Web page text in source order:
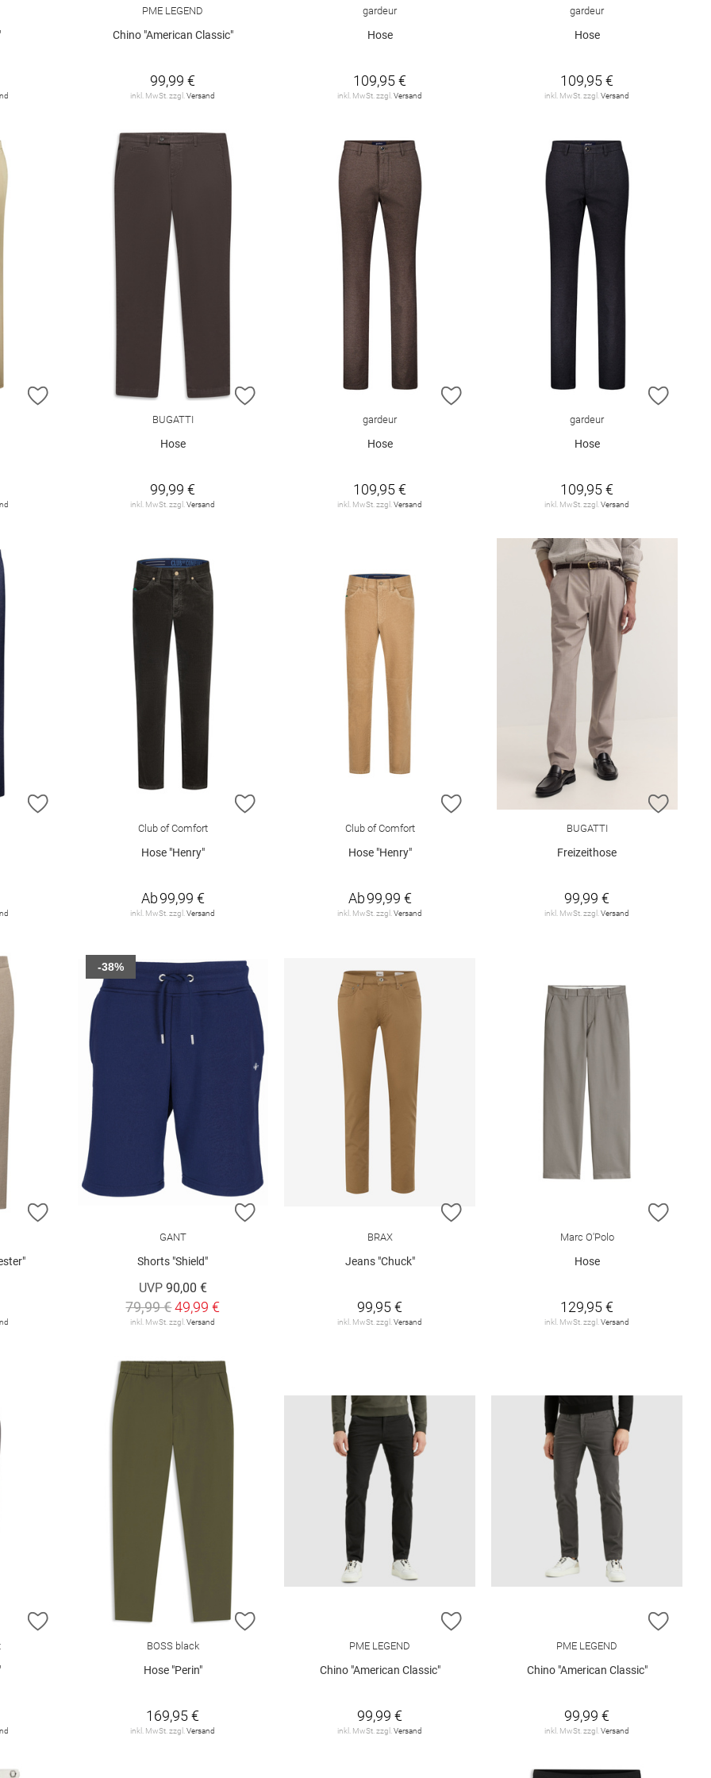
PME LEGEND
Chino "American Classic"
99,99 €
inkl. MwSt. zzgl.Versand
gardeur
Hose
109,95 €
inkl. MwSt. zzgl.Versand
gardeur
Hose
109,95 €
inkl. MwSt. zzgl.Versand
ZUR WUNSCHLISTE HINZUFÜGEN ZUR WUNSCHLISTE HINZUFÜGEN
BUGATTI
Hose
99,99 €
inkl. MwSt. zzgl.Versand
ZUR WUNSCHLISTE HINZUFÜGEN
gardeur
Hose
109,95 €
inkl. MwSt. zzgl.Versand
ZUR
gardeur
Hose
109,95 €
inkl. MwSt. zzgl.Versand
ZUR WUNSCHLISTE HINZUFÜGEN ZUR WUNSCHLISTE HINZUFÜGEN
Club of Comfort
Hose "Henry"
Ab99,99 €
inkl. MwSt. zzgl.Versand
ZUR WUNSCHLISTE HINZUFÜGEN
Club of Comfort
Hose "Henry"
Ab99,99 €
inkl. MwSt. zzgl.Versand
ZUR
BUGATTI
Freizeithose
99,99 €
inkl. MwSt. zzgl.Versand
ZUR WUNSCHLISTE HINZUFÜGEN ZUR WUNSCHLISTE HINZUFÜGEN
GANT
Shorts "Shield"
UVP 90,00 €
79,99 €49,99 €
inkl. MwSt. zzgl.Versand
-38%
BRAX
Jeans "Chuck"
99,95 €
inkl. MwSt. zzgl.Versand
ZUR
Marc O'Polo
Hose
129,95 €
inkl. MwSt. zzgl.Versand
ZUR WUNSCHLISTE HINZUFÜGEN ZUR WUNSCHLISTE HINZUFÜGEN
BOSS black
Hose "Perin"
169,95 €
inkl. MwSt. zzgl.Versand
PME LEGEND
Chino "American Classic"
99,99 €
inkl. MwSt. zzgl.Versand
ZUR
PME LEGEND
Chino "American Classic"
99,99 €
inkl. MwSt. zzgl.Versand